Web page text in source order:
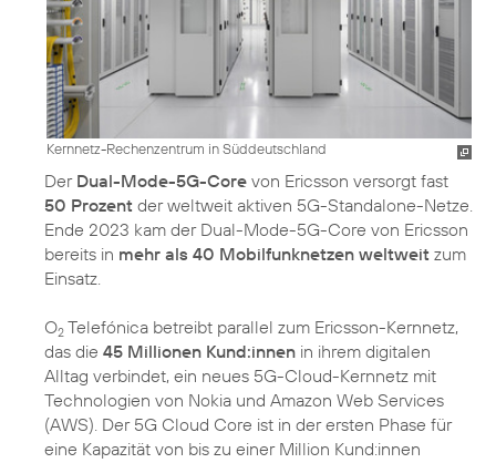
Kernnetz-Rechenzentrum in Süddeutschland
Der Dual-Mode-5G-Core von Ericsson versorgt fast
50 Prozent der weltweit aktiven 5G-Standalone-Netze.
Ende 2023 kam der Dual-Mode-5G-Core von Ericsson
bereits in mehr als 40 Mobilfunknetzen weltweit zum
Einsatz.
O2 Telefónica betreibt parallel zum Ericsson-Kernnetz,
das die 45 Millionen Kund:innen in ihrem digitalen
Alltag verbindet, ein neues 5G-Cloud-Kernnetz mit
Technologien von Nokia und Amazon Web Services
(AWS). Der 5G Cloud Core ist in der ersten Phase für
eine Kapazität von bis zu einer Million Kund:innen